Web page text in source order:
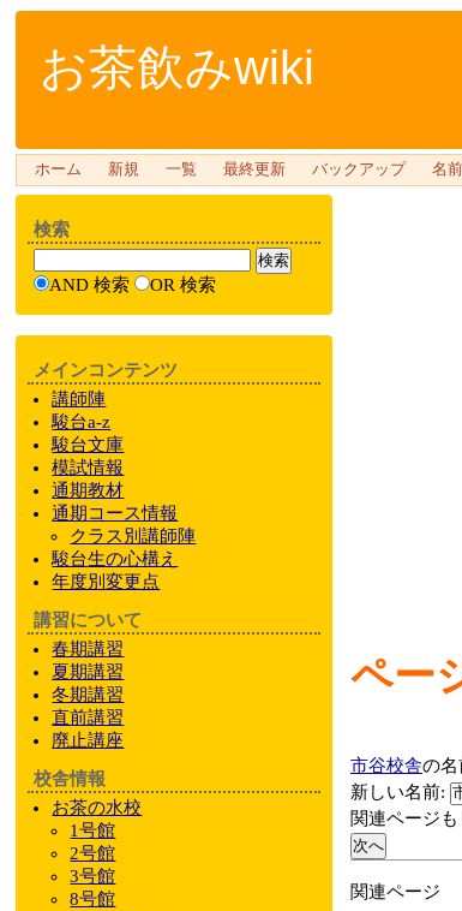
お茶飲みwiki
ホーム 新規 一覧 最終更新 バックアップ 名
ペー
市谷校舎の名
新しい名前:
関連ページ
関連ページ
検索
AND 検索 OR 検索
メインコンテンツ
講師陣
駿台a-z
駿台文庫
模試情報
通期教材
通期 コース情報
クラス別講師陣
駿台生の心構え
年度別変更点
講習について
春期講習
夏期講習
冬期講習
直前講習
廃止講座
校舎情報
お茶の水校
1号館
2号館
3号館
8号館